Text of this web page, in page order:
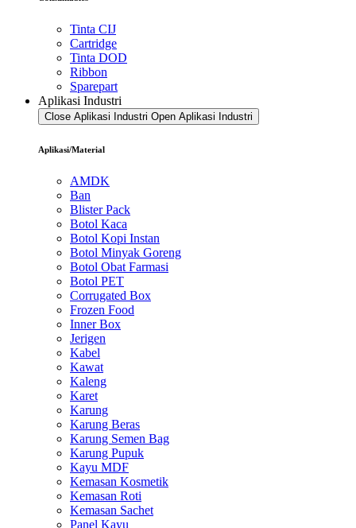
Tinta CIJ
Cartridge
Tinta DOD
Ribbon
Sparepart
Aplikasi Industri
Close Aplikasi Industri Open Aplikasi Industri
Aplikasi/Material
AMDK
Ban
Blister Pack
Botol Kaca
Botol Kopi Instan
Botol Minyak Goreng
Botol Obat Farmasi
Botol PET
Corrugated Box
Frozen Food
Inner Box
Jerigen
Kabel
Kawat
Kaleng
Karet
Karung
Karung Beras
Karung Semen Bag
Karung Pupuk
Kayu MDF
Kemasan Kosmetik
Kemasan Roti
Kemasan Sachet
Panel Kayu